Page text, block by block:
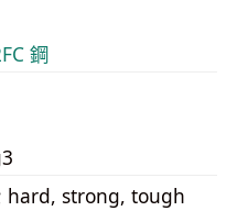
鋼
hard, strong, tough